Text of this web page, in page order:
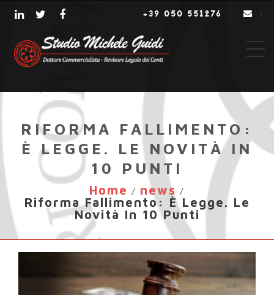
+39 050 551276
RIFORMA FALLIMENTO:
È LEGGE. LE NOVITÀ IN
10 PUNTI
Home / news /
Riforma Fallimento: È Legge. Le
Novità In 10 Punti